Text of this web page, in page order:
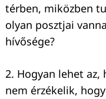
térben, miközben
olyan posztjai
hívősége?
2. Hogyan lehet
nem érzékelik,